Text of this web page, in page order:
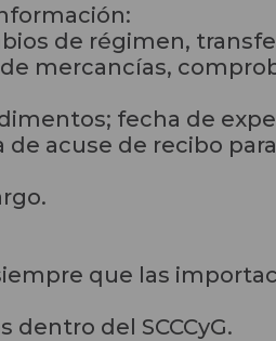
de régimen,
mercancías,
fecha de
acuse de recibo
que las
dentro del SCCCyG.